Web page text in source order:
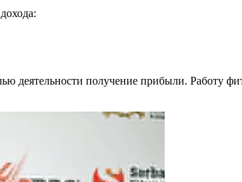
деятельности получение прибыли. Работу